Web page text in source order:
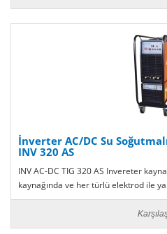
İnverter AC/DC Su
INV 320 AS
INV AC-DC TIG 320 AS Invereter
kaynağında ve her türlü elektrod ile